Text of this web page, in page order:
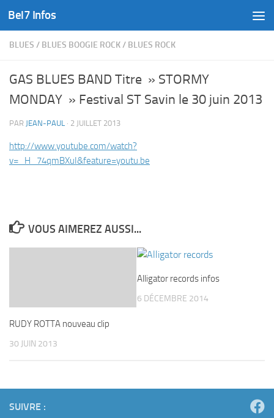
Skip to content
Bel7 Infos
BLUES / BLUES BOOGIE ROCK/ BLUES ROCK
GAS BLUES BAND Titre » STORMY
MONDAY » Festival ST Savin le 30 juin 2013
PAR JEAN-PAUL · 2 JUILLET 2013
http://www.youtube.com/watch?
v=_H_74qmBXuI&feature=youtu.be
VOUS AIMEREZ AUSSI...
RUDY ROTTA nouveau clip
30 JUIN 2013
Alligator records infos
6 DÉCEMBRE 2014
SUIVRE :